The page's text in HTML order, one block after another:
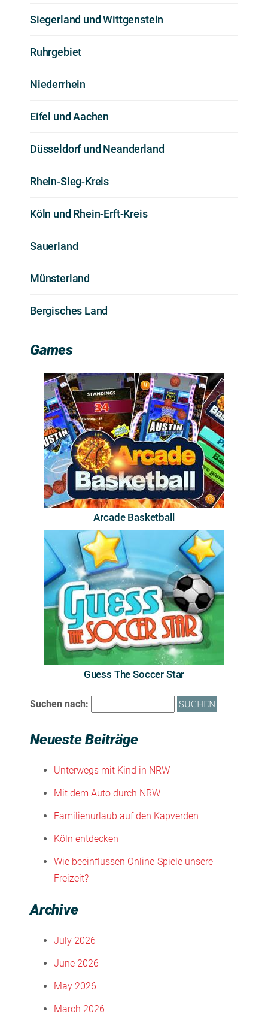
Siegerland und Wittgenstein
Ruhrgebiet
Niederrhein
Eifel und Aachen
Düsseldorf und Neanderland
Rhein-Sieg-Kreis
Köln und Rhein-Erft-Kreis
Sauerland
Münsterland
Bergisches Land
Games
Arcade Basketball
Guess The Soccer Star
Suchen nach:
Neueste Beiträge
Unterwegs mit Kind in NRW
Mit dem Auto durch NRW
Familienurlaub auf den Kapverden
Köln entdecken
Wie beeinflussen Online-Spiele unsere
Freizeit?
Archive
July 2026
June 2026
May 2026
March 2026